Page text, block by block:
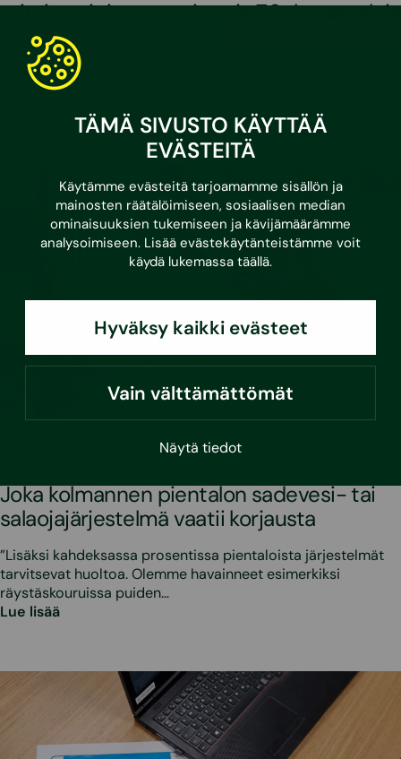
TÄMÄ SIVUSTO KÄYTTÄÄ
EVÄSTEITÄ
Käytämme evästeitä tarjoamamme sisällön ja
mainosten räätälöimiseen, sosiaalisen median
ominaisuuksien tukemiseen ja kävijämäärämme
analysoimiseen. Lisää evästekäytänteistämme voit
käydä lukemassa täällä.
Hyväksy kaikki evästeet
Vain välttämättömät
Näytä tiedot
erityisesti rintamamies- ja 70-luvun taloja
Uudet riskirakenteet ovat betonilaatan päälle puukoolattu
välipohjarakenne ja tiili–villa–tiilirakenteinen
ulkoseinärakenne. Lisäksi useampia…
12.5.2026
Joka kolmannen pientalon sadevesi- tai
salaojajärjestelmä vaatii korjausta
”Lisäksi kahdeksassa prosentissa pientaloista järjestelmät
tarvitsevat huoltoa. Olemme havainneet esimerkiksi
räystäskouruissa puiden…
Lue lisää